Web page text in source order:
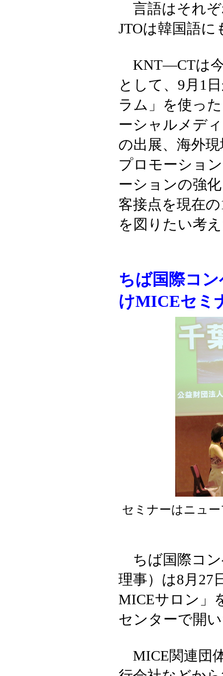
言語はそれぞ
JTOは韓国語
KNT—CTは今
として、9月1
ラム」を使っ
ーシャルメデ
の出展、海外
プロモーショ
ーションの強
客接点を現在
を図りたい考
ちば国際コ
けMICEセミ
セミナーはニュ
ちば国際コン
理事）は8月27
MICEサロン」
センターで開
MICE関連団